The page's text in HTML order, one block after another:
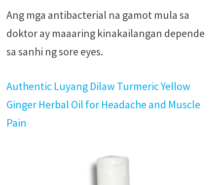
Ang mga antibacterial na gamot mula sa
doktor ay maaaring kinakailangan depende
sa sanhi ng sore eyes.
Authentic Luyang Dilaw Turmeric Yellow
Ginger Herbal Oil for Headache and Muscle
Pain